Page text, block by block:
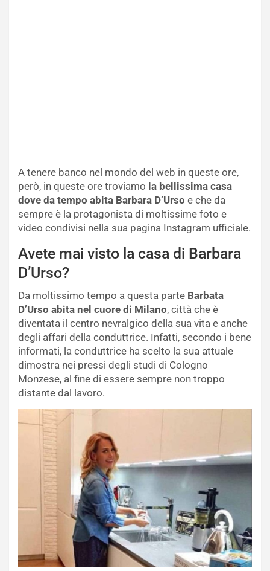
A tenere banco nel mondo del web in queste ore,
però, in queste ore troviamo la bellissima casa
dove da tempo abita Barbara D’Urso e che da
sempre è la protagonista di moltissime foto e
video condivisi nella sua pagina Instagram ufficiale.
Avete mai visto la casa di Barbara
D’Urso?
Da moltissimo tempo a questa parte Barbata
D’Urso abita nel cuore di Milano, città che è
diventata il centro nevralgico della sua vita e anche
degli affari della conduttrice. Infatti, secondo i bene
informati, la conduttrice ha scelto la sua attuale
dimostra nei pressi degli studi di Cologno
Monzese, al fine di essere sempre non troppo
distante dal lavoro.